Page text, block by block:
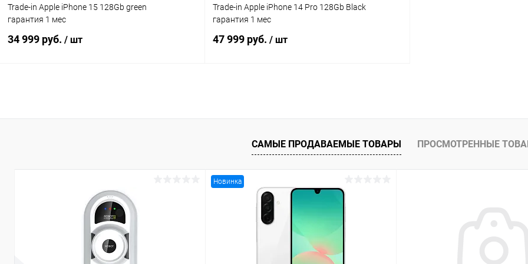
Trade-in Apple iPhone 15 128Gb green
гарантия 1 мес
34 999 руб. / шт
К сравнению
Trade-in Apple iPhone 14 Pro 128Gb Black
гарантия 1 мес
47 999 руб. / шт
К сравнению
В избранное В наличии
САМЫЕ ПРОДАВАЕМЫЕ ТОВАРЫ ПРОСМОТРЕННЫЕ
Новинка